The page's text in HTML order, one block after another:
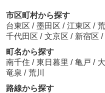
市区町村から探す
台東区 / 墨田区 / 江東区 /
千代田区 / 文京区 / 新宿区 /
町名から探す
南千住 / 東日暮里 / 亀戸 /
竜泉 / 荒川
路線から探す